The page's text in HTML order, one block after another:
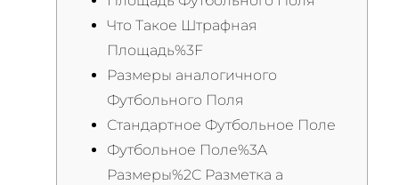
Что Такое Штрафная
Площадь%3F
Размеры аналогичного
Футбольного Поля
Стандартное Футбольное Поле
Футбольное Поле%3A
Размеры%2C Разметка а